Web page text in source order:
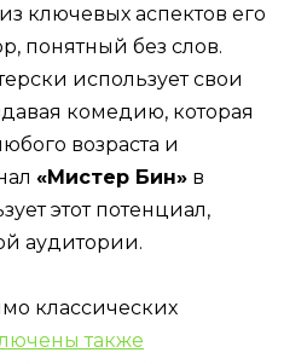
ключевых аспектов его
понятный без слов.
использует свои
комедию, которая
возраста и
«Мистер Бин» в
этот потенциал,
аудитории.
классических
также